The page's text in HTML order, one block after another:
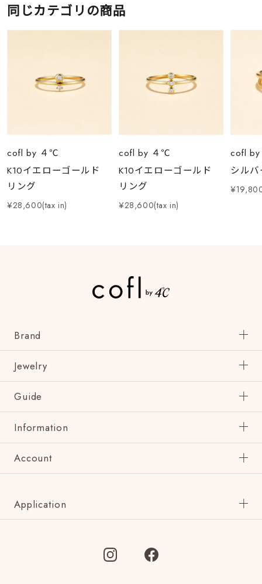
同じカテゴリの商品
cofl by ４℃
K10イエローゴールド
リング
¥28,600(tax in)
cofl by ４℃
K10イエローゴールド
リング
¥28,600(tax in)
cofl
シル
Brand
Jewelry
Guide
Information
Account
Application